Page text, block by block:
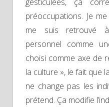
préoccupations. Je
me suis retrouvé
personnel comme
choisi comme axe de
la culture », le fait que
ne change pas les
prétend. Ça modifie